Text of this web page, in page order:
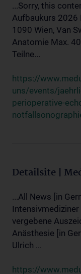
...Sorry, this
Aufbaukurs 2026
1090 Wien, Van
Anatomie Max.
Teilne...
https://
uns/events/
perioperative-
Detailsite |
...All News [in
Intensivmediziner
vergebene
Anästhesie [in
Ulrich ...
https://